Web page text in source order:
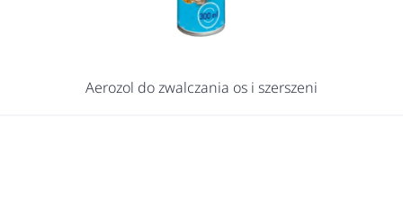
Aerozol do zwalczania os i szerszeni